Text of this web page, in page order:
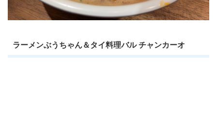
ラーメンぶうちゃん＆タイ料理バル チャンカーオ